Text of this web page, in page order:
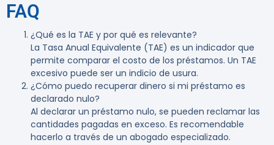
FAQ
¿Qué es la TAE y por qué es relevante?
La Tasa Anual Equivalente (TAE) es un indicador que
permite comparar el costo de los préstamos. Un TAE
excesivo puede ser un indicio de usura.
¿Cómo puedo recuperar dinero si mi préstamo es
declarado nulo?
Al declarar un préstamo nulo, se pueden reclamar las
cantidades pagadas en exceso. Es recomendable
hacerlo a través de un abogado especializado.